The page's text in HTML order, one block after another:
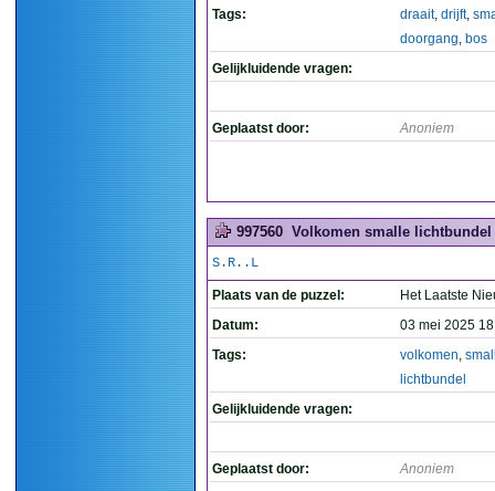
Tags: draait, drijft,
doorgang, bos
Gelijkluidende vragen:
Geplaatst door: Anoniem
997560 Volkomen smalle lichtbundel
S.R..L
Plaats van de puzzel:
Het Laatste
Datum:
03 mei 2025
Tags:
volkomen,
lichtbundel
Gelijkluidende vragen:
Geplaatst door: Anoniem